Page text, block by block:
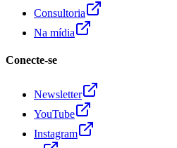
Consultoria
Na mídia
Conecte-se
Newsletter
YouTube
Instagram